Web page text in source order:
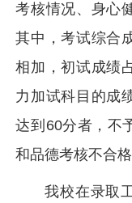
考核情况、身心
其中，考试综合
相加，初试成绩
力加试科目的成
达到60分者，不
和品德考核不合
我校在录取